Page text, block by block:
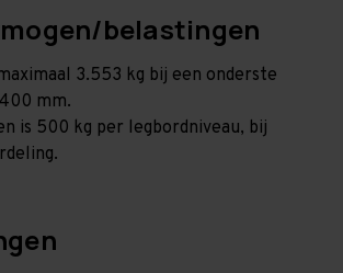
belastingen
3.553 kg bij een onderste
mm.
is 500 kg per legbordniveau, bij